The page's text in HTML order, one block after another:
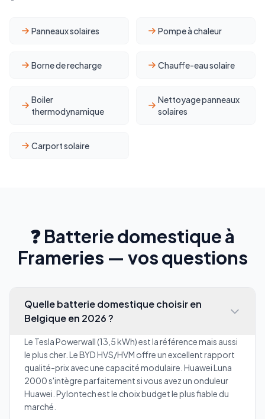
Panneaux solaires Pompe à chaleur
Borne de recharge Chauffe-eau solaire
Boiler
thermodynamique
Nettoyage panneaux
solaires
Carport solaire
❓ Batterie domestique à
Frameries — vos questions
Quelle batterie domestique choisir en
Belgique en 2026 ?
Le Tesla Powerwall (13,5 kWh) est la référence mais aussi
le plus cher. Le BYD HVS/HVM offre un excellent rapport
qualité-prix avec une capacité modulaire. Huawei Luna
2000 s'intègre parfaitement si vous avez un onduleur
Huawei. Pylontech est le choix budget le plus fiable du
marché.